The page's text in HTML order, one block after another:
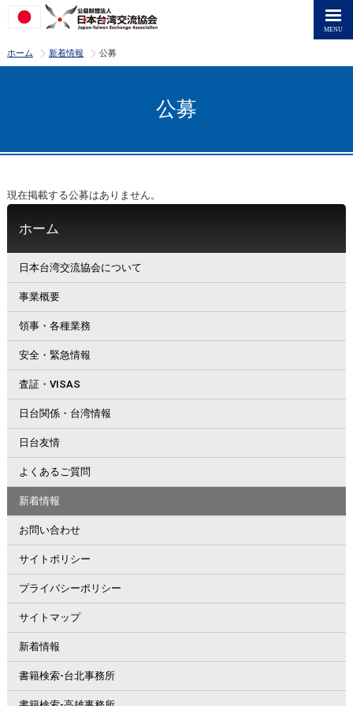
ホーム >
新着情報 >
公募
公募
現在掲載する公募はありません。
ホーム
日本台湾交流協会について
事業概要
領事・各種業務
安全・緊急情報
査証・VISAS
日台関係・台湾情報
日台友情
よくあるご質問
新着情報
お問い合わせ
サイトポリシー
プライバシーポリシー
サイトマップ
新着情報
書籍検索-台北事務所